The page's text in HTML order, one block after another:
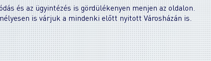
és az ügyintézés is gördülékenyen menjen az oldalon.
is várjuk a mindenki előtt nyitott Városházán is.